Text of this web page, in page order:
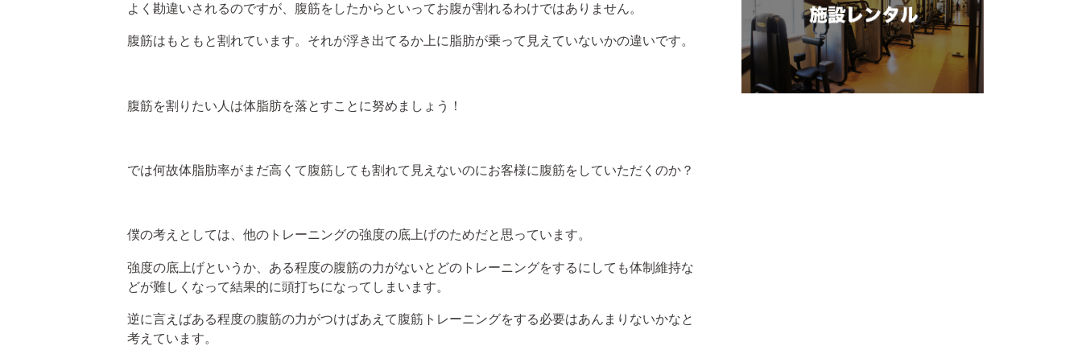
よく勘違いされるのですが、腹筋をしたからといってお腹が割れるわけではありません。
腹筋はもともと割れています。それが浮き出てるか上に脂肪が乗って見えていないかの違いです。
腹筋を割りたい人は体脂肪を落とすことに努めましょう！
では何故体脂肪率がまだ高くて腹筋しても割れて見えないのにお客様に腹筋をしていただくのか？
僕の考えとしては、他のトレーニングの強度の底上げのためだと思っています。
強度の底上げというか、ある程度の腹筋の力がないとどのトレーニングをするにしても体制維持な
どが難しくなって結果的に頭打ちになってしまいます。
逆に言えばある程度の腹筋の力がつけばあえて腹筋トレーニングをする必要はあんまりないかなと
考えています。